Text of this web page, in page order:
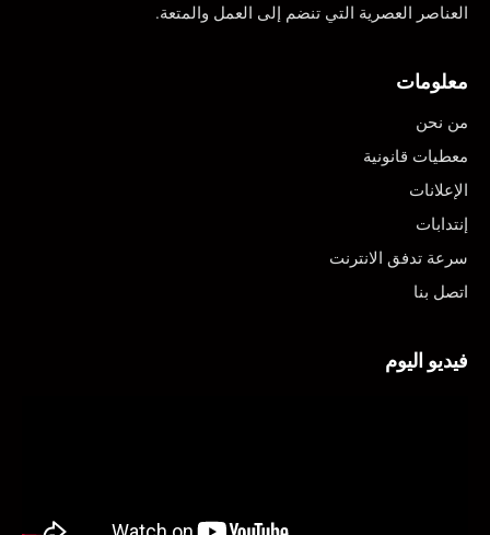
العناصر العصرية التي تنضم إلى العمل والمتعة.
معلومات
من نحن
معطيات قانونية
الإعلانات
إنتدابات
سرعة تدفق الانترنت
اتصل بنا
فيديو اليوم